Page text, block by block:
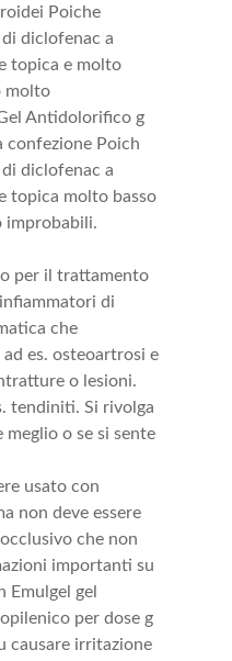
Poiche
diclofenac a
topica e molto
molto
Antidolorifico g
confezione Poich
diclofenac a
topica molto basso
improbabili.
per il trattamento
di
che
es. osteoartrosi e
o lesioni.
tendiniti. Si rivolga
meglio o se si sente
usato con
non deve essere
che non
importanti su
Emulgel gel
per dose g
causare irritazione